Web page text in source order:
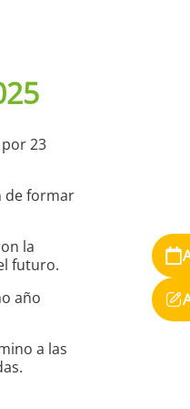
23
de formar
la
futuro.
año
a las